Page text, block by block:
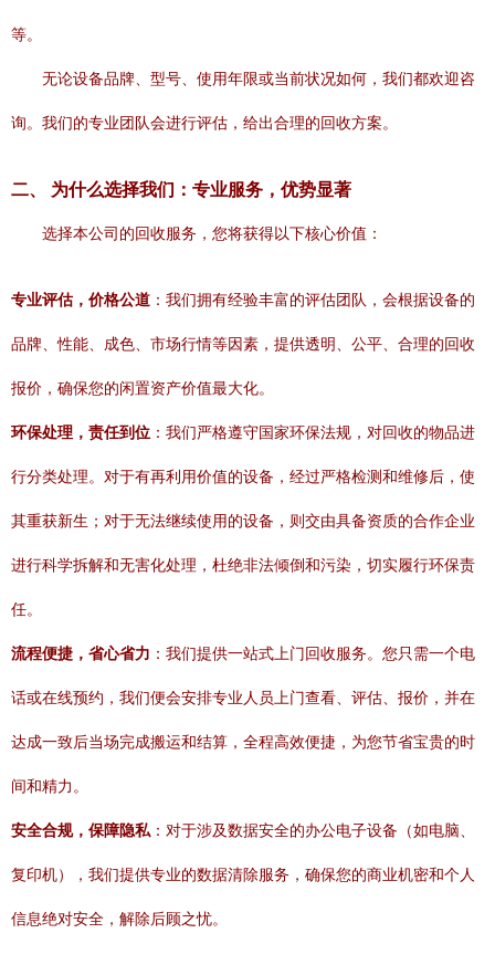
等。
无论设备品牌、型号、使用年限或当前状况如何，我们都欢迎咨
询。我们的专业团队会进行评估，给出合理的回收方案。
二、 为什么选择我们：专业服务，优势显著
选择本公司的回收服务，您将获得以下核心价值：
专业评估，价格公道 ：我们拥有经验丰富的评估团队，会根据设备的
品牌、性能、成色、市场行情等因素，提供透明、公平、合理的回收
报价，确保您的闲置资产价值最大化。
环保处理，责任到位 ：我们严格遵守国家环保法规，对回收的物品进
行分类处理。对于有再利用价值的设备，经过严格检测和维修后，使
其重获新生；对于无法继续使用的设备，则交由具备资质的合作企业
进行科学拆解和无害化处理，杜绝非法倾倒和污染，切实履行环保责
任。
流程便捷，省心省力 ：我们提供一站式上门回收服务。您只需一个电
话或在线预约，我们便会安排专业人员上门查看、评估、报价，并在
达成一致后当场完成搬运和结算，全程高效便捷，为您节省宝贵的时
间和精力。
安全合规，保障隐私 ：对于涉及数据安全的办公电子设备（如电脑、
复印机），我们提供专业的数据清除服务，确保您的商业机密和个人
信息绝对安全，解除后顾之忧。